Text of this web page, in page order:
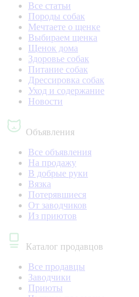
Все статьи
Породы собак
Мечтаете о щенке
Выбираем щенка
Щенок дома
Здоровье собак
Питание собак
Дрессировка собак
Уход и содержание
Новости
Объявления
Все объявления
На продажу
В добрые руки
Вязка
Потерявшиеся
От заводчиков
Из приютов
Каталог продавцов
Все продавцы
Заводчики
Приюты